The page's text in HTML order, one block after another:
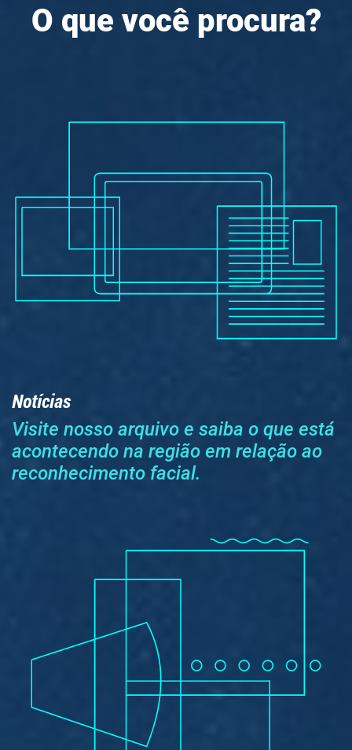
O que você procura?
Notícias
Visite nosso arquivo e saiba o que está
acontecendo na região em relação ao
reconhecimento facial.